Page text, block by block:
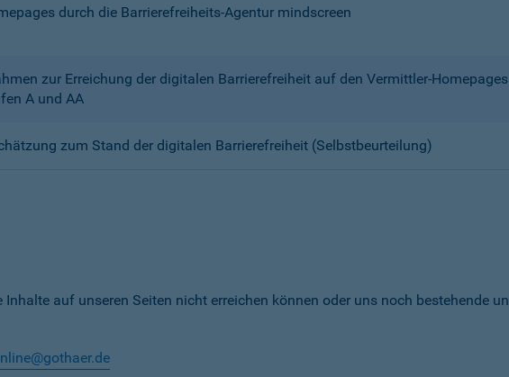
durch die Barrierefreiheits-Agentur mindscreen
zur Erreichung der digitalen Barrierefreiheit auf den Vermittler-
A und AA
zum Stand der digitalen Barrierefreiheit (Selbstbeurteilung)
auf unseren Seiten nicht erreichen können oder uns noch bestehende